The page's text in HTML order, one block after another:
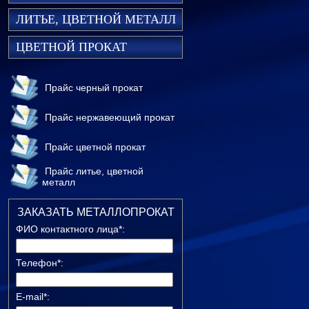
ЛИТЬЕ, ЦВЕТНОЙ МЕТАЛЛ
ЦВЕТНОЙ ПРОКАТ
Прайс черный прокат
Прайс нержавеющий прокат
Прайс цветной прокат
Прайс литье, цветной
металл
ЗАКАЗАТЬ МЕТАЛЛОПРОКАТ
ФИО контактного лица*:
Телефон*:
E-mail*: